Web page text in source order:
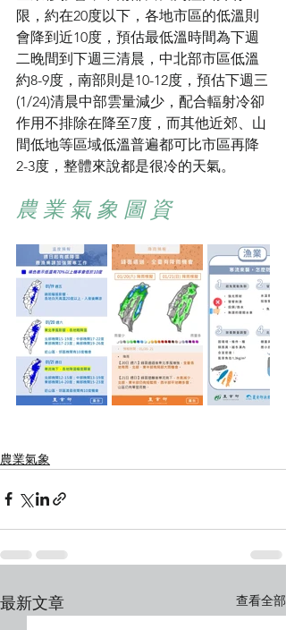
限，約在20度以下，各地市區的低溫則
會降到近10度，預估最低溫時間為下週
二晚間到下週三清晨，中北部市區低溫
約8-9度，南部則是10-12度，預估下週三
(1/24)清晨中部雲量減少，配合輻射冷卻
作用不排除在降至7度，而其他近郊、山
間低地等區域低溫普遍都可比市區再降
2-3度，整體來說都是很冷的天氣。
農 業 氣 象 圖 資
農業氣象
最新文章 查看全部